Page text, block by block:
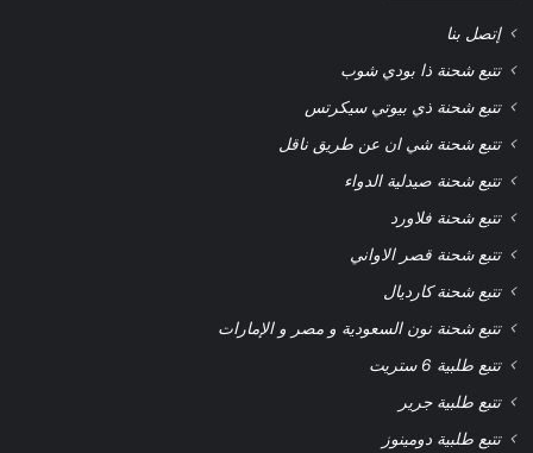
إتصل بنا
تتبع شحنة ذا بودي شوب
تتبع شحنة ذي بيوتي سيكرتس
تتبع شحنة شي ان عن طريق ناقل
تتبع شحنة صيدلية الدواء
تتبع شحنة فلاورد
تتبع شحنة قصر الاواني
تتبع شحنة كارديال
تتبع شحنة نون السعودية و مصر و الإمارات
تتبع طلبية 6 ستريت
تتبع طلبية جرير
تتبع طلبية دومينوز